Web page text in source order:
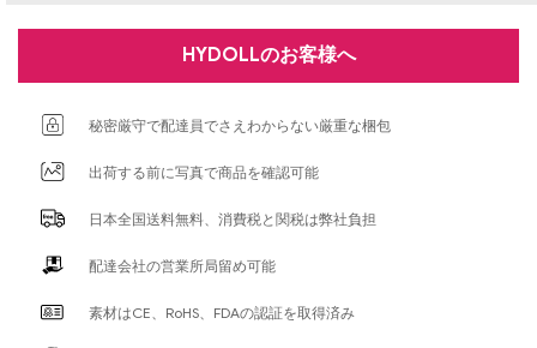
HYDOLLのお客様へ
秘密厳守で配達員でさえわからない厳重な梱包
出荷する前に写真で商品を確認可能
日本全国送料無料、消費税と関税は弊社負担
配達会社の営業所局留め可能
素材はCE、RoHS、FDAの認証を取得済み